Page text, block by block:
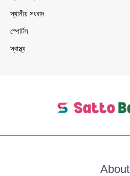
স্থানীয় সংবাদ
স্পোর্টস
স্বাস্থ্য
About